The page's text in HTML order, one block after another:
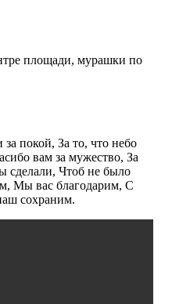
площади, мурашки по
покой, За то, что небо
вам за мужество, За
сделали, Чтоб не было
Мы вас благодарим, С
сохраним.